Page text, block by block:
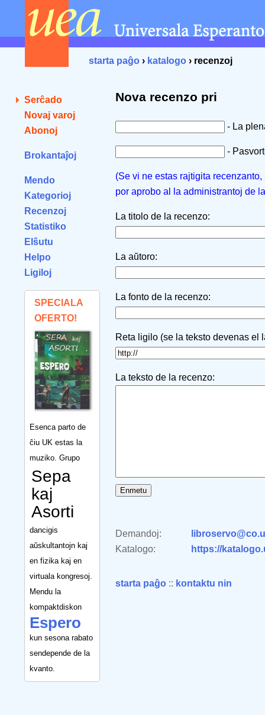
starta paĝo › katalogo › recenzoj
Serĉado
Novaj varoj
Abonoj
Brokantaĵoj
Mendo
Kategorioj
Recenzoj
Statistiko
Elŝutu
Helpo
Ligiloj
SPECIALA
OFERTO!
Esenca parto de
ĉiu UK estas la
muziko. Grupo
Sepa
kaj
Asorti
dancigis
aŭskultantojn kaj
en fizika kaj en
virtuala kongresoj.
Mendu la
kompaktdiskon
Espero
kun sesona rabato
sendepende de la
kvanto.
Nova recenzo pri
- La
-
(Se vi ne estas rajtigita
por aprobo al la administrantoj de
La titolo de la recenzo:
La aŭtoro:
La fonto de la recenzo:
Reta ligilo (se la teksto devenas el
La teksto de la recenzo:
Demandoj:
Katalogo:
https://
starta paĝo :: kontaktu nin